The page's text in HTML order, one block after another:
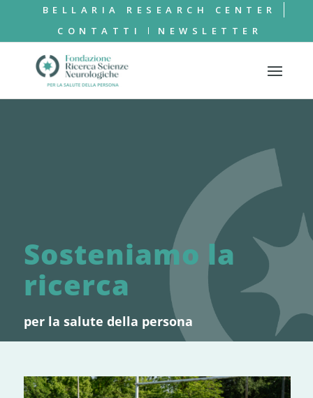
BELLARIA RESEARCH CENTER
CONTATTI
NEWSLETTER
Sosteniamo la
ricerca
per la salute della persona